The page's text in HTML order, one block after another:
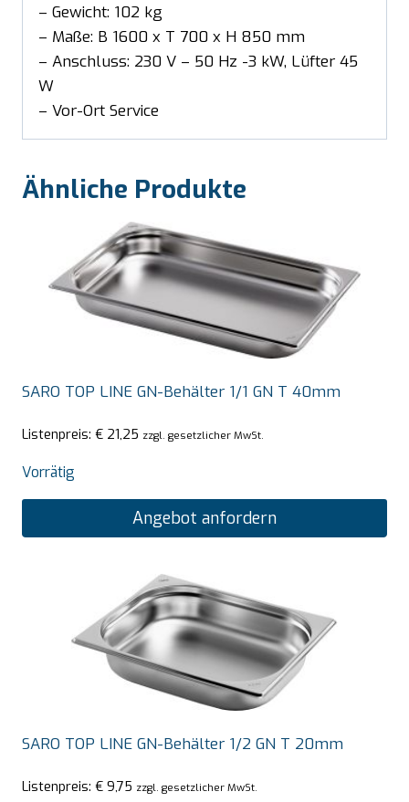
– Gewicht: 102 kg
– Maße: B 1600 x T 700 x H 850 mm
– Anschluss: 230 V – 50 Hz -3 kW, Lüfter 45
W
– Vor-Ort Service
Ähnliche Produkte
SARO TOP LINE GN-Behälter 1/1 GN T 40mm
Listenpreis: € 21,25 zzgl. gesetzlicher MwSt.
Vorrätig
Angebot anfordern
SARO TOP LINE GN-Behälter 1/2 GN T 20mm
Listenpreis: € 9,75 zzgl. gesetzlicher MwSt.